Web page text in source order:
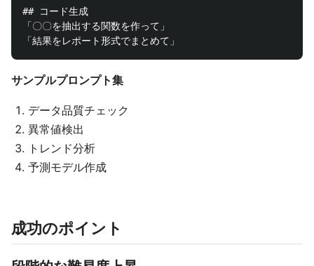
## コード生成
「〇〇を抽出する関数を作って」
サンプルプロンプト集
データ品質チェック
異常値検出
トレンド分析
予測モデル作成
成功のポイント